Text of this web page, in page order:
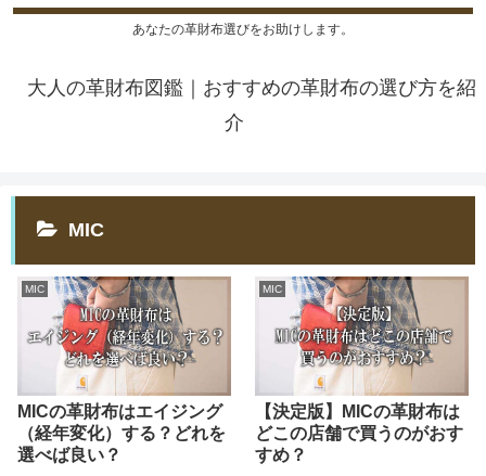
あなたの革財布選びをお助けします。
大人の革財布図鑑｜おすすめの革財布の選び方を紹
介
MIC
MIC
MICの革財布はエイジング
（経年変化）する？どれを
選べば良い？
MIC
【決定版】MICの革財布は
どこの店舗で買うのがおす
すめ？